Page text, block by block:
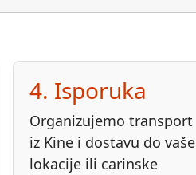
4. Isporuka
Organizujemo transport
iz Kine i dostavu do vaše
lokacije ili carinske